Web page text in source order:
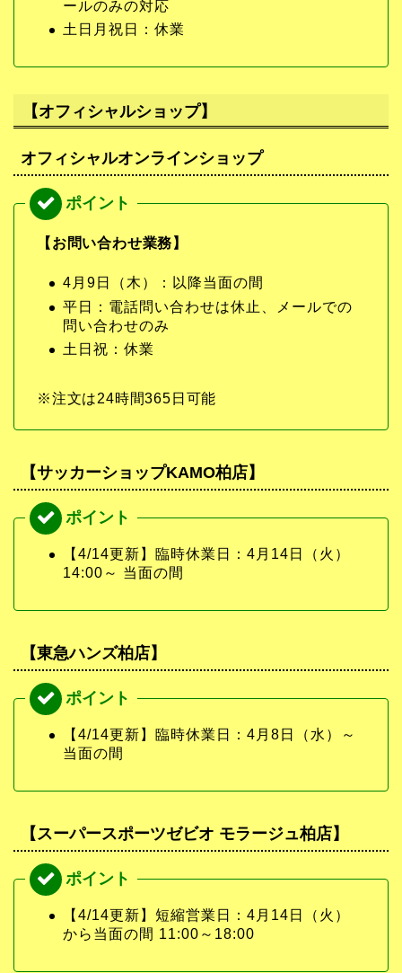
ールのみの対応
土日月祝日：休業
【オフィシャルショップ】
オフィシャルオンラインショップ
【お問い合わせ業務】
4月9日（木）：以降当面の間
平日：電話問い合わせは休止、メールでの
問い合わせのみ
土日祝：休業
※注文は24時間365日可能
【サッカーショップKAMO柏店】
【4/14更新】臨時休業日：4月14日（火）
14:00～ 当面の間
【東急ハンズ柏店】
【4/14更新】臨時休業日：4月8日（水）～
当面の間
【スーパースポーツゼビオ モラージュ柏店】
【4/14更新】短縮営業日：4月14日（火）
から当面の間 11:00～18:00